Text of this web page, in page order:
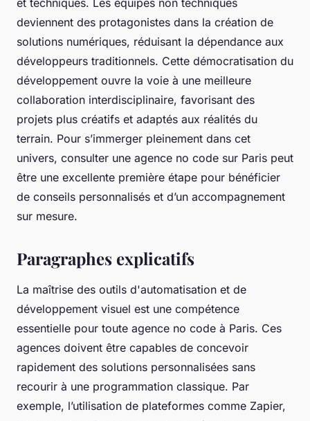
et techniques. Les équipes non techniques
deviennent des protagonistes dans la création de
solutions numériques, réduisant la dépendance aux
développeurs traditionnels. Cette démocratisation du
développement ouvre la voie à une meilleure
collaboration interdisciplinaire, favorisant des
projets plus créatifs et adaptés aux réalités du
terrain. Pour s’immerger pleinement dans cet
univers, consulter une agence no code sur Paris peut
être une excellente première étape pour bénéficier
de conseils personnalisés et d’un accompagnement
sur mesure.
Paragraphes explicatifs
La maîtrise des outils d'automatisation et de
développement visuel est une compétence
essentielle pour toute agence no code à Paris. Ces
agences doivent être capables de concevoir
rapidement des solutions personnalisées sans
recourir à une programmation classique. Par
exemple, l’utilisation de plateformes comme Zapier,